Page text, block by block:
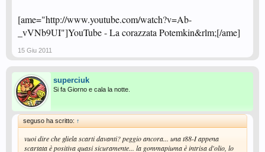
[ame="http://www.youtube.com/watch?v=Ab-
_vVNb9UI"]YouTube - ‪La corazzata Potemkin‬&rlm;[/ame]
15 Giu 2011
superciuk
Si fa Giorno e cala la notte.
seguso ha scritto: ↑
vuoi dire che gliela scarti davanti? peggio ancora... una t88-I appena
scartata è positiva quasi sicuramente... la gommapiuma è intrisa d'olio, lo